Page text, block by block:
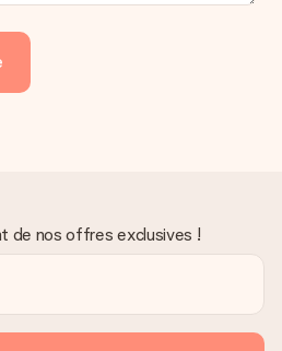
de nos offres exclusives !